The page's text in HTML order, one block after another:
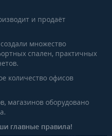
и продаёт
множество
спален, практичных
количество офисов
магазинов оборудовано
главные правила!